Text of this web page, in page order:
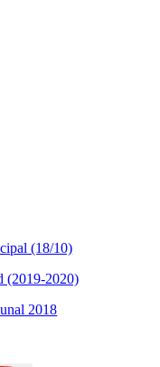
(18/10)
(2019-2020)
2018